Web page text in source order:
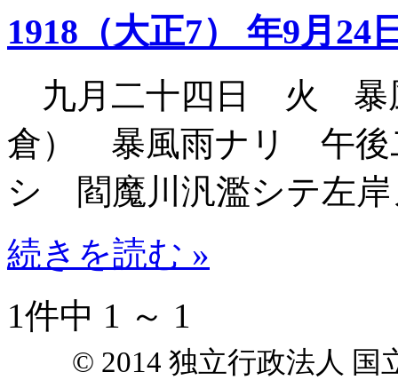
1918（大正7） 年9月24
九月二十四日 火 暴
倉） 暴風雨ナリ 午後
シ 閻魔川汎濫シテ左岸
続きを読む »
1件中 1 ～ 1
© 2014 独立行政法人 国